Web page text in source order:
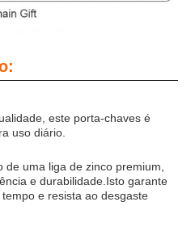
este porta-chaves é
uso diário.
de uma liga de zinco premium,
e durabilidade.Isto garante
e resista ao desgaste